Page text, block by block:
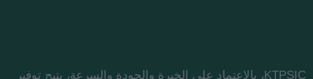
KTPSIC، بالاعتماد على الخبرة والجودة والسرعة، يتيح توفير